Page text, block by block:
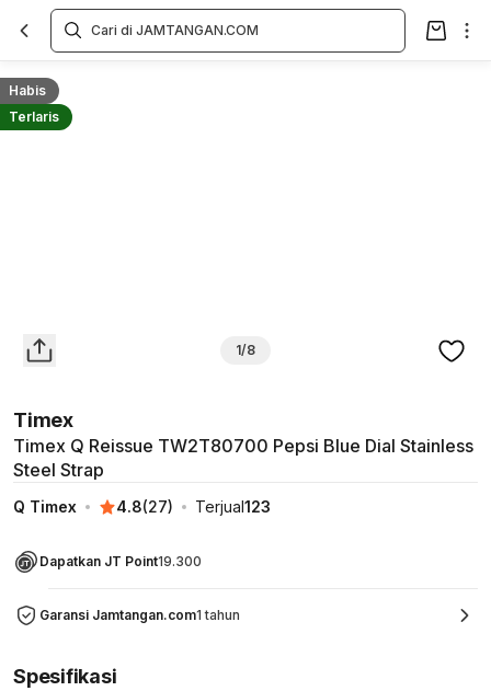
Habis
Terlaris
1/8
Timex
Timex Q Reissue TW2T80700 Pepsi Blue Dial Stainless
Steel Strap
Q Timex 4.8(27) Terjual123
Dapatkan JT Point19.300
Garansi Jamtangan.com1 tahun
Overview
Spesifikasi